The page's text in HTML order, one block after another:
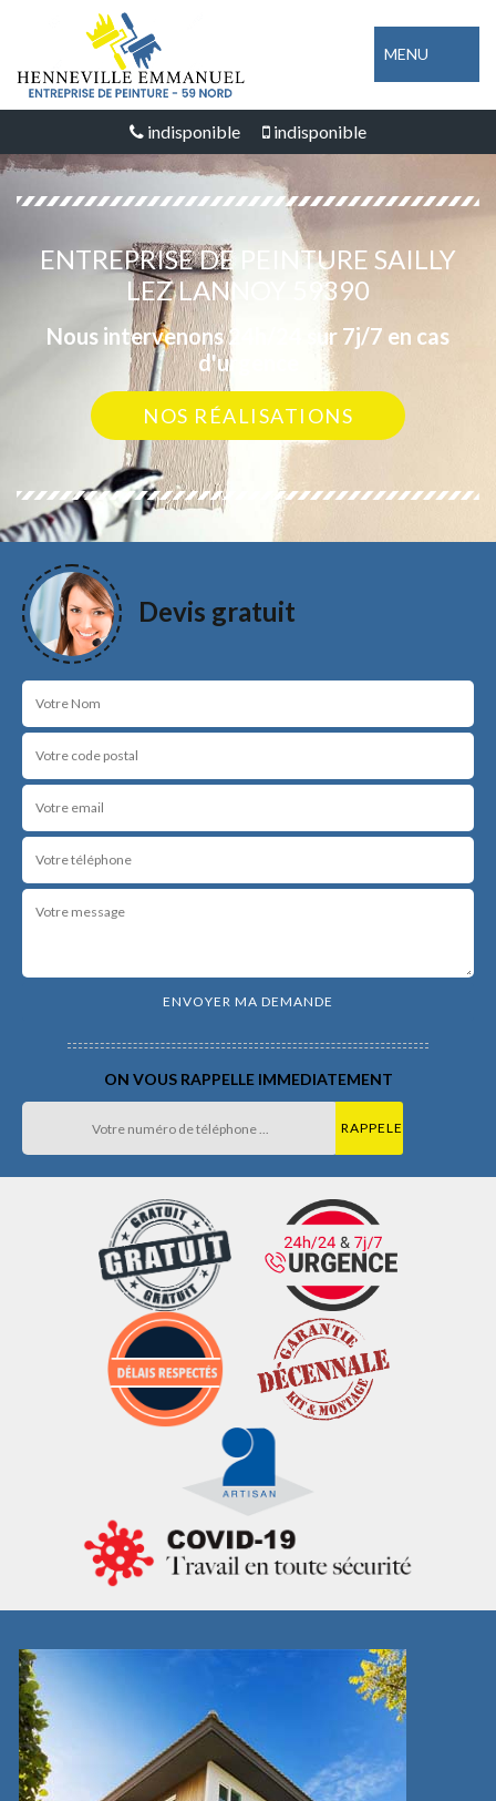
MENU
indisponible indisponible
ENTREPRISE DE PEINTURE SAILLY
LEZ LANNOY 59390
Nous intervenons 24h/24 sur 7j/7 en cas
d'urgence
NOS RÉALISATIONS
Devis gratuit
ON VOUS RAPPELLE IMMEDIATEMENT